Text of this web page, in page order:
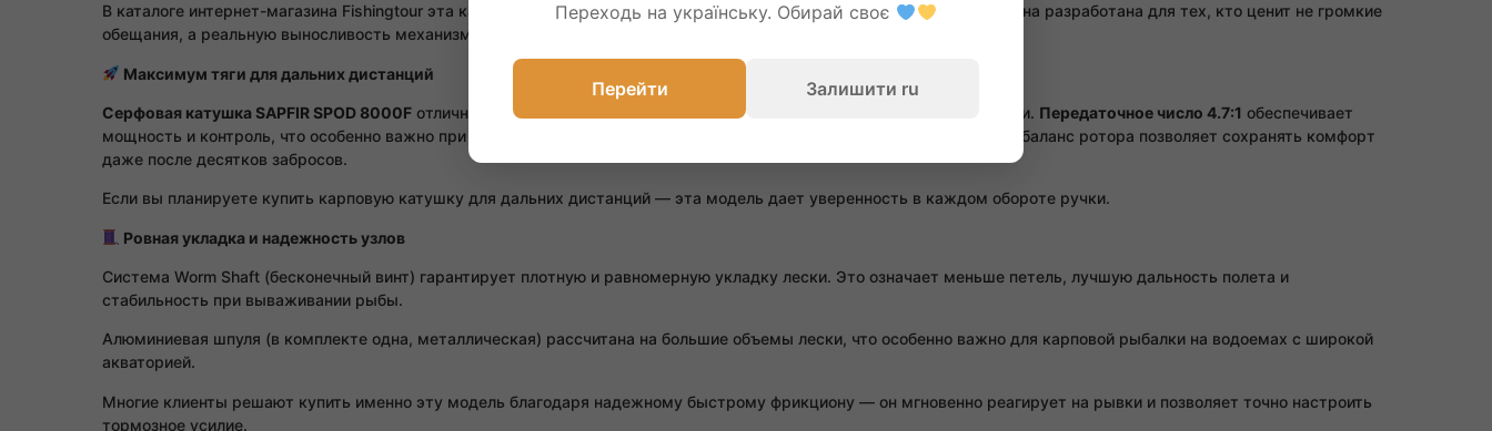
В каталоге интернет-магазина Fishingtour эта катушка уверенно занимает позицию силового флагмана сезона 2026. Она разработана для тех, кто ценит не громкие
обещания, а реальную выносливость механизма.
Максимум тяги для дальних дистанций
Серфовая катушка SAPFIR SPOD 8000F отлично подходит для работы с тяжелыми ракетами и большими кормушками. Передаточное число 4.7:1 обеспечивает
мощность и контроль, что особенно важно при регулярном закорме точки. Механизм работает плавно, без рывков, а баланс ротора позволяет сохранять комфорт
даже после десятков забросов.
Если вы планируете купить карповую катушку для дальних дистанций — эта модель дает уверенность в каждом обороте ручки.
Ровная укладка и надежность узлов
Система Worm Shaft (бесконечный винт) гарантирует плотную и равномерную укладку лески. Это означает меньше петель, лучшую дальность полета и
стабильность при вываживании рыбы.
Алюминиевая шпуля (в комплекте одна, металлическая) рассчитана на большие объемы лески, что особенно важно для карповой рыбалки на водоемах с широкой
акваторией.
Многие клиенты решают купить именно эту модель благодаря надежному быстрому фрикциону — он мгновенно реагирует на рывки и позволяет точно настроить
тормозное усилие.
Переходь на українську. Обирай своє
Перейти Залишити ru